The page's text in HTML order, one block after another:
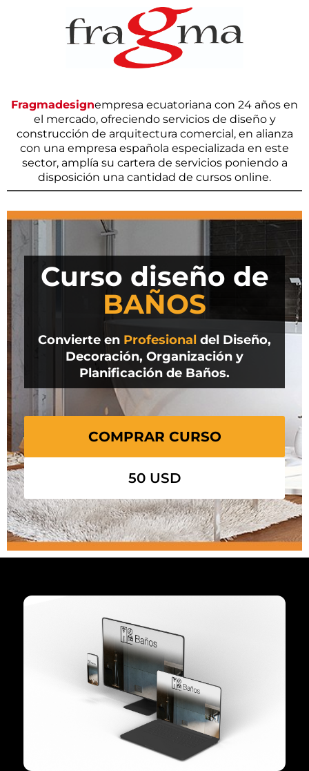
Fragmadesignempresa ecuatoriana con 24 años en
el mercado, ofreciendo servicios de diseño y
construcción de arquitectura comercial, en alianza
con una empresa española especializada en este
sector, amplía su cartera de servicios poniendo a
disposición una cantidad de cursos online.
Curso diseño de
BAÑOS
Convierte en Profesional del Diseño,
Decoración, Organización y
Planificación de Baños.
COMPRAR CURSO
50 USD